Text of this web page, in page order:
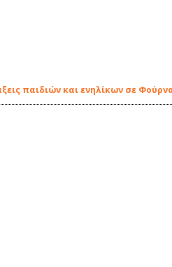
παιδιών και ενηλίκων σε